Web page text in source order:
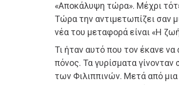
«Αποκάλυψη τώρα». Μέχρι
Τώρα την αντιμετωπίζει σαν
νέα του μεταφορά είναι «Η
Τι ήταν αυτό που τον έκανε
πόνος. Τα γυρίσματα
των Φιλιππινών. Μετά από